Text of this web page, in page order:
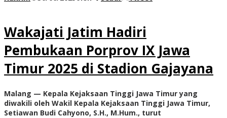
Wakajati Jatim Hadiri
Pembukaan Porprov IX Jawa
Timur 2025 di Stadion Gajayana
Malang — Kepala Kejaksaan Tinggi Jawa Timur yang
diwakili oleh Wakil Kepala Kejaksaan Tinggi Jawa Timur,
Setiawan Budi Cahyono, S.H., M.Hum., turut